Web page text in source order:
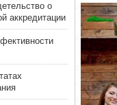
о
аккредитации